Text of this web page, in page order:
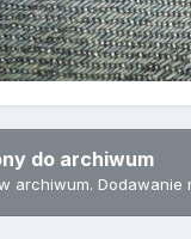
do archiwum
archiwum. Dodawanie